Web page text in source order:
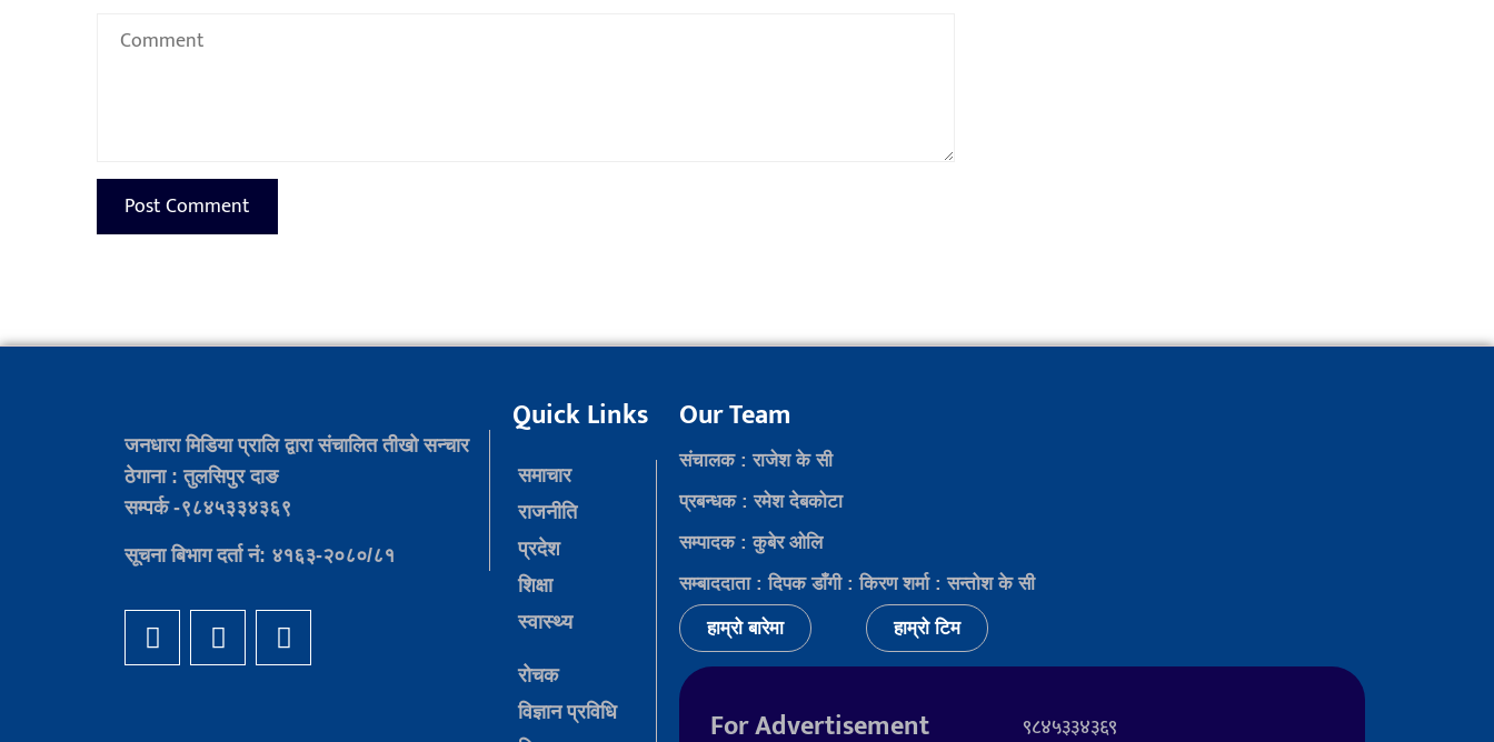
जनधारा मिडिया प्रालि द्वारा संचालित तीखो सन्चार
ठेगाना : तुलसिपुर दाङ
सम्पर्क -९८४५३३४३६९
सूचना बिभाग दर्ता नं: ४१६३-२०८०/८१
Quick Links
समाचार
राजनीति
प्रदेश
शिक्षा
स्वास्थ्य
रोचक
विज्ञान प्रविधि
Our Team
संचालक : राजेश के सी
प्रबन्धक : रमेश देबकोटा
सम्पादक : कुबेर ओलि
सम्बाददाता : दिपक डाँगी : किरण शर्मा : सन्तोश के सी
हाम्रो बारेमा हाम्रो टिम
For Advertisement ९८४५३३४३६९